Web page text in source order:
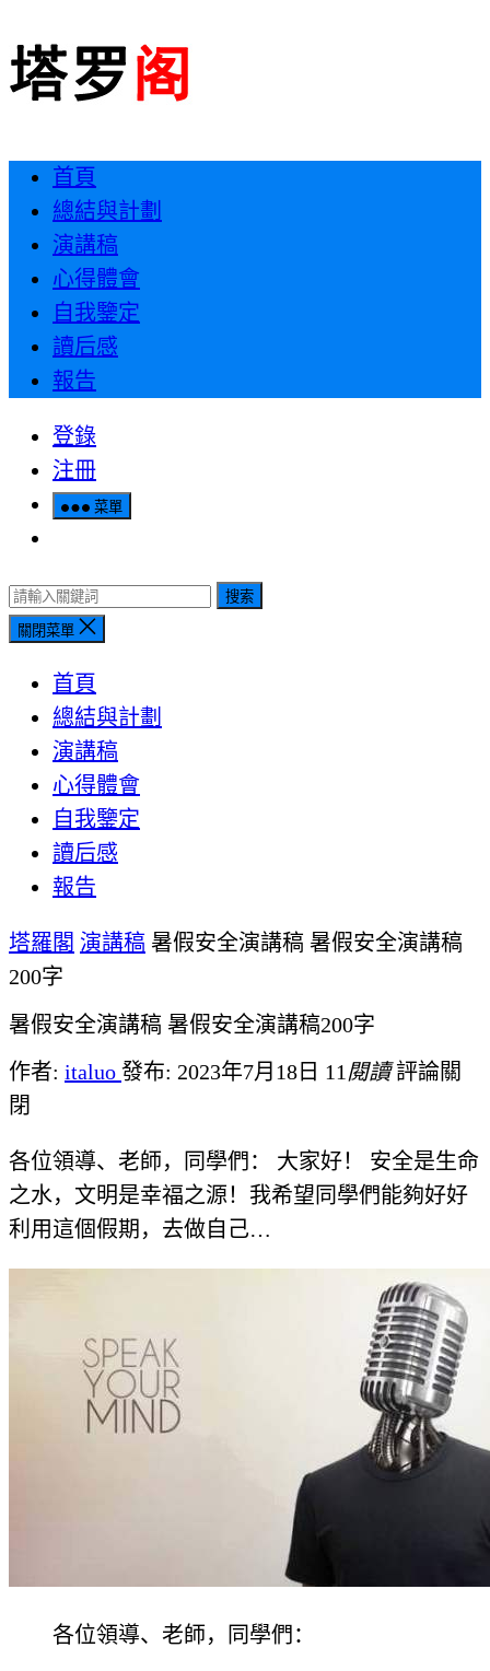
首頁
總結與計劃
演講稿
心得體會
自我鑒定
讀后感
報告
登錄
注冊
菜單
搜索
關閉菜單
首頁
總結與計劃
演講稿
心得體會
自我鑒定
讀后感
報告
塔羅閣 演講稿 暑假安全演講稿 暑假安全演講稿
200字
暑假安全演講稿 暑假安全演講稿200字
作者: italuo 發布: 2023年7月18日 11 閱讀 評論關
閉
各位領導、老師，同學們： 大家好！ 安全是生命
之水，文明是幸福之源！我希望同學們能夠好好
利用這個假期，去做自己…
各位領導、老師，同學們：